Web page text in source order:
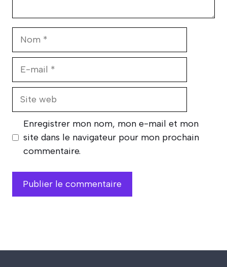
Enregistrer mon nom, mon e-mail et mon
site dans le navigateur pour mon prochain
commentaire.